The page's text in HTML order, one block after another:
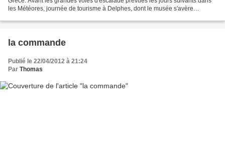
les Météores, journée de tourisme à Delphes, dont le musée s'avère
la commande
Publié le 22/04/2012 à 21:24
Par Thomas